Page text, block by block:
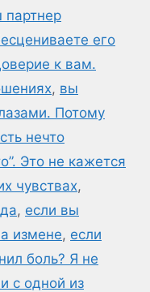
его
к вам.
, вы
Потому
нечто
Это не кажется
чувствах,
, если вы
измене, если
боль? Я не
с одной из